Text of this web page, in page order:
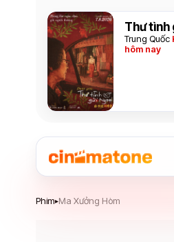
Thư tình
Trung Quốc
hôm nay
Phim▸Ma Xưởng Hòm